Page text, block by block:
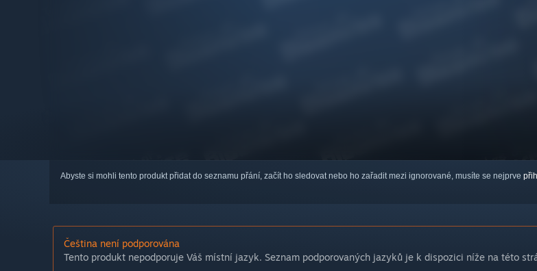
Abyste si mohli tento produkt přidat do seznamu přání, začít ho sledovat nebo ho zařadit mezi ignorované, musíte se nejprve
Čeština není podporována
Tento produkt nepodporuje Váš místní jazyk. Seznam podporovaných jazyků je k dispozici níže na této